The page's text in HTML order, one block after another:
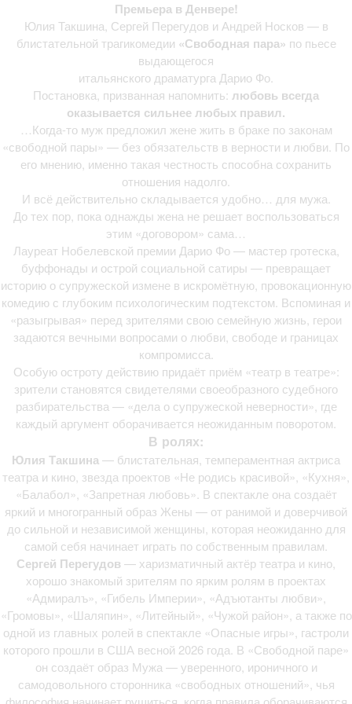
Svobodnaya Para. Denver | Teratickets.com
Премьера в Денвере!
Юлия Такшина, Сергей Перегудов и Андрей Носков — в
блистательной трагикомедии «Свободная пара» по пьесе
выдающегося
итальянского драматурга Дарио Фо
Постановка, призванная напомнить: любовь всегда
оказывается сильнее любых правил.
…Когда-то муж предложил жене жить в браке по законам
«свободной пары» — без обязательств в верности и любви. По
его мнению, именно такая честность способна сохранить
отношения надолго.
И всё действительно складывается удобно… для мужа.
До тех пор, пока однажды жена не решает воспользоваться
этим «договором» сама…
Лауреат Нобелевской премии Дарио Фо — мастер гротеска,
буффонады и острой социальной сатиры — превращает
историю о супружеской измене в искромётную, провокационную
комедию с глубоким психологическим подтекстом. Вспоминая и
«разыгрывая» перед зрителями свою семейную жизнь, герои
задаются вечными вопросами о любви, свободе и границах
компромисса.
Особую остроту действию придаёт приём «театр в театре»:
зрители становятся свидетелями своеобразного судебного
разбирательства — «дела о супружеской неверности», где
каждый аргумент оборачивается неожиданным поворотом.
В ролях:
Юлия Такшина— блистательная, темпераментная актриса
театра и кино, звезда проектов «Не родись красивой», «Кухня»,
«Балабол», «Запретная любовь». В спектакле она создаёт
яркий и многогранный образ Жены — от ранимой и доверчивой
до сильной и независимой женщины, которая неожиданно для
самой себя начинает играть по собственным правилам.
Сергей Перегудов — харизматичный актёр театра и кино,
хорошо знакомый зрителям по ярким ролям в проектах
«Адмиралъ», «Гибель Империи», «Адъютанты любви»,
«Громовы», «Шаляпин», «Литейный», «Чужой район», а также по
одной из главных ролей в спектакле «Опасные игры», гастроли
которого прошли в США весной 2026 года. В «Свободной паре»
он создаёт образ Мужа — уверенного, ироничного и
самодовольного сторонника «свободных отношений», чья